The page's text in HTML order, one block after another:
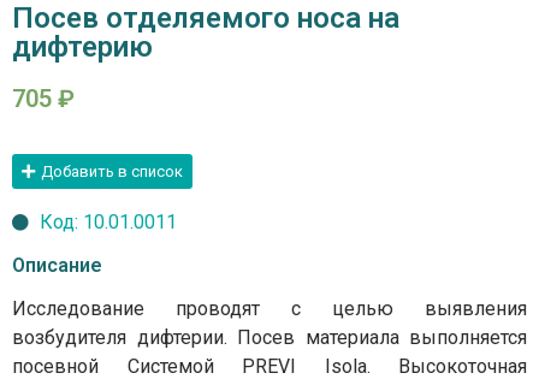
Посев отделяемого носа на
дифтерию
705 ₽
Добавить в список
Код: 10.01.0011
Описание
Исследование проводят с целью выявления
возбудителя дифтерии. Посев материала выполняется
посевной Системой PREVI Isola. Высокоточная